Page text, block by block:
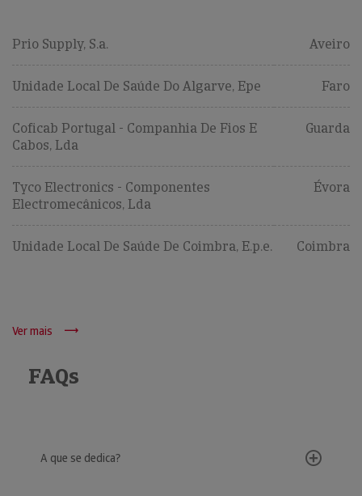
Prio Supply, S.a. Aveiro
Unidade Local De Saúde Do Algarve, Epe Faro
Coficab Portugal - Companhia De Fios E
Cabos, Lda
Guarda
Tyco Electronics - Componentes
Electromecânicos, Lda
Évora
Unidade Local De Saúde De Coimbra, E.p.e. Coimbra
Ver mais
FAQs
A que se dedica?